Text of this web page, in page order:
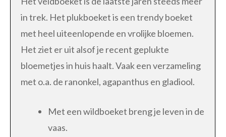
in trek. Het plukboeket is een trendy boeket
met heel uiteenlopende en vrolijke bloemen.
Het ziet er uit alsof je recent geplukte
bloemetjes in huis haalt. Vaak een verzameling
met o.a. de ranonkel, agapanthus en gladiool.
Met een wildboeket breng je leven in de
vaas.